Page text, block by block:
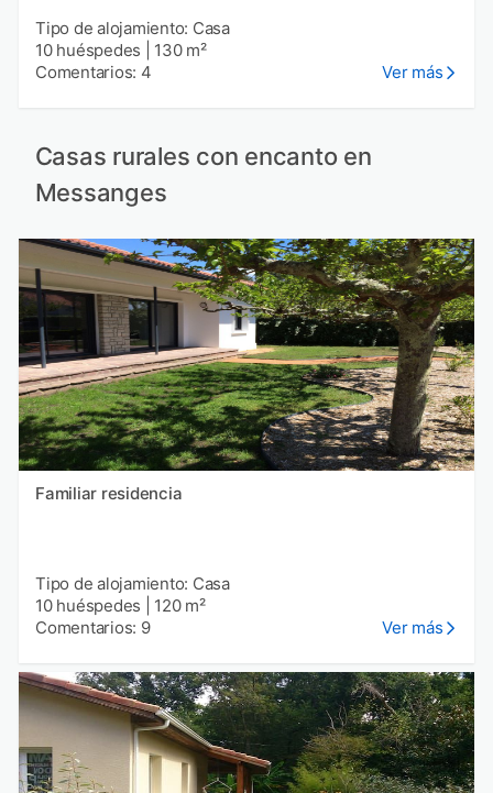
Tipo de alojamiento: Casa
10 huéspedes
130 m²
Comentarios: 4
Ver más
Casas rurales con encanto en
Messanges
Familiar residencia
Tipo de alojamiento: Casa
10 huéspedes
120 m²
Comentarios: 9
Ver más